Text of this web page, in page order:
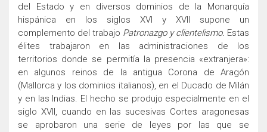
del Estado y en diversos dominios de la Monarquía
hispánica en los siglos XVI y XVII supone un
complemento del trabajo Patronazgo y clientelismo. Estas
élites trabajaron en las administraciones de los
territorios donde se permitía la presencia «extranjera»:
en algunos reinos de la antigua Corona de Aragón
(Mallorca y los dominios italianos), en el Ducado de Milán
y en las Indias. El hecho se produjo especialmente en el
siglo XVII, cuando en las sucesivas Cortes aragonesas
se aprobaron una serie de leyes por las que se